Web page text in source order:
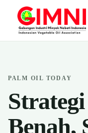
PALM OIL TODAY
Benah,